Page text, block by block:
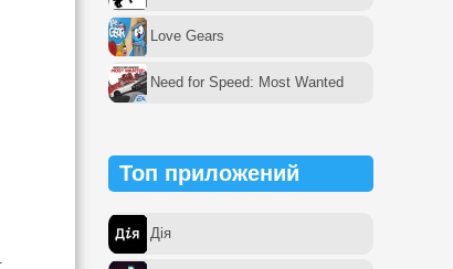
Love Gears
Need for Speed: Most Wanted
Топ приложений
Дія